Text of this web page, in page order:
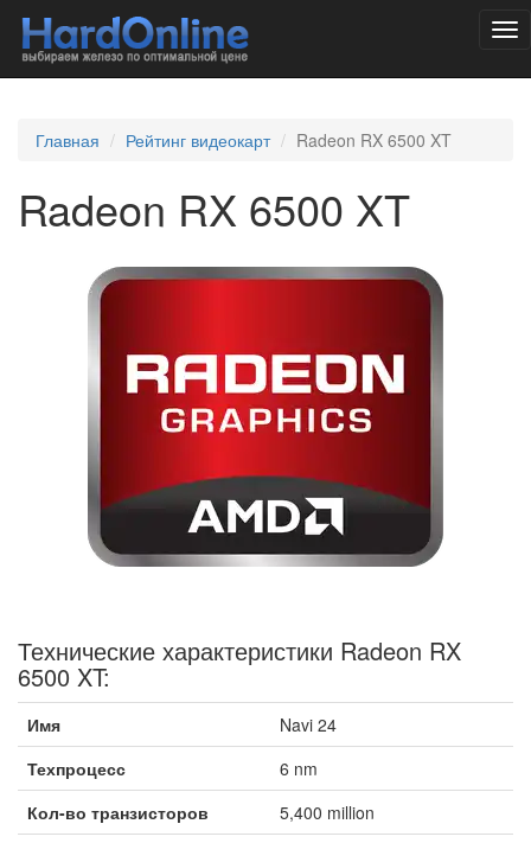
Главная Рейтинг видеокарт Radeon RX 6500 XT
Radeon RX 6500 XT
Технические характеристики Radeon RX
6500 XT:
Имя
Navi 24
Техпроцесс
6 nm
Кол-во транзисторов
5,400 million